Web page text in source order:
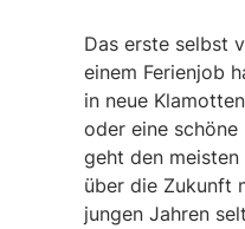
Das erste selbst
einem Ferienjob
in neue
oder eine schöne
geht den meisten
über die Zukunft
jungen Jahren